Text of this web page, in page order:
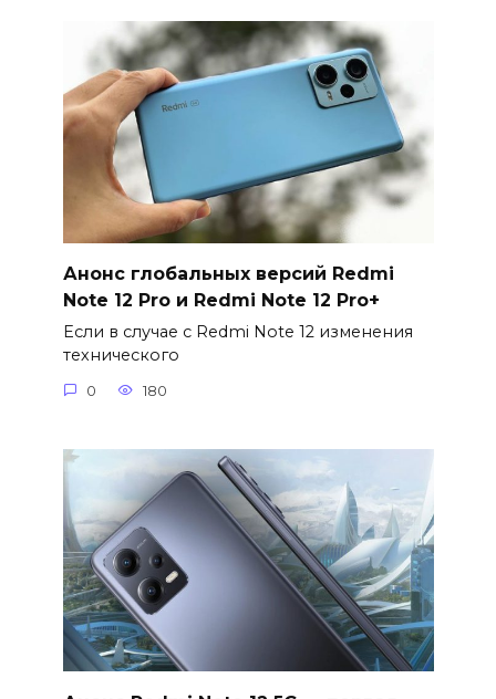
Анонс глобальных версий Redmi
Note 12 Pro и Redmi Note 12 Pro+
Если в случае с Redmi Note 12 изменения
технического
0 180